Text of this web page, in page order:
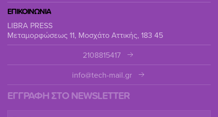
ΕΠΙΚΟΙΝΩΝΙΑ
LIBRA PRESS
Μεταμορφώσεως 11, Μοσχάτο Αττικής, 183 45
2108815417
info@tech-mail.gr
ΕΓΓΡΑΦΗ ΣΤΟ NEWSLETTER